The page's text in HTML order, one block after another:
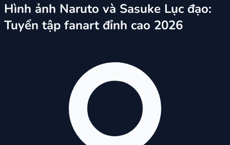
Hình ảnh Naruto và Sasuke Lục đạo:
Tuyển tập fanart đỉnh cao 2026